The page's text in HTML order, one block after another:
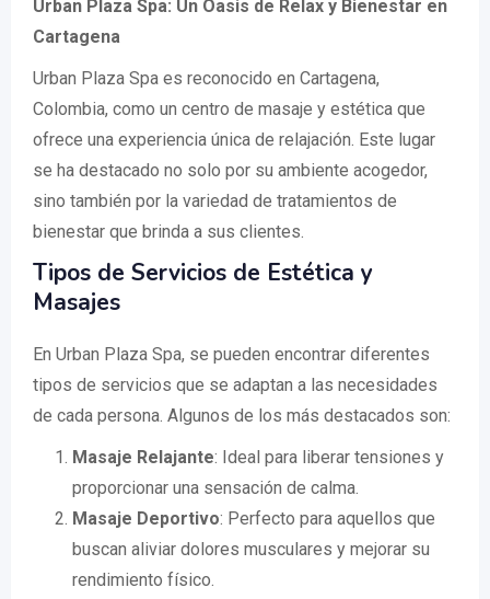
Urban Plaza Spa: Un Oasis de Relax y Bienestar en
Cartagena
Urban Plaza Spa es reconocido en Cartagena,
Colombia, como un centro de masaje y estética que
ofrece una experiencia única de relajación. Este lugar
se ha destacado no solo por su ambiente acogedor,
sino también por la variedad de tratamientos de
bienestar que brinda a sus clientes.
Tipos de Servicios de Estética y
Masajes
En Urban Plaza Spa, se pueden encontrar diferentes
tipos de servicios que se adaptan a las necesidades
de cada persona. Algunos de los más destacados son:
Masaje Relajante: Ideal para liberar tensiones y
proporcionar una sensación de calma.
Masaje Deportivo: Perfecto para aquellos que
buscan aliviar dolores musculares y mejorar su
rendimiento físico.